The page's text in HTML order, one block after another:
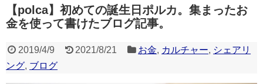
【polca】初めての誕生日ポルカ。集まったお
金を使って書けたブログ記事。
2019/4/9 2021/8/21 お金, カルチャー, シェアリ
ング, ブログ